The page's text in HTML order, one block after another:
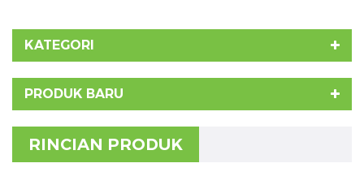
KATEGORI
PRODUK BARU
RINCIAN PRODUK